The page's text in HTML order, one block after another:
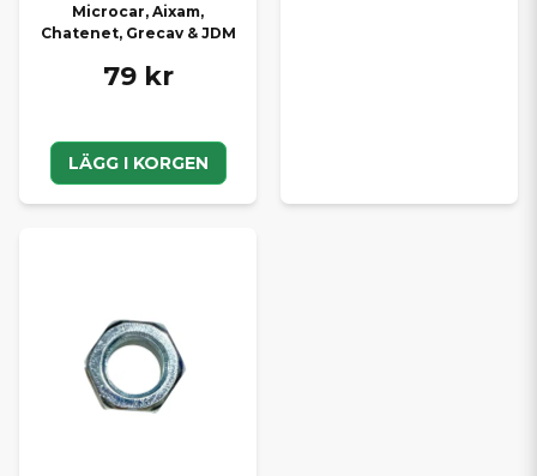
Microcar, Aixam,
Chatenet, Grecav & JDM
79 kr
LÄGG I KORGEN